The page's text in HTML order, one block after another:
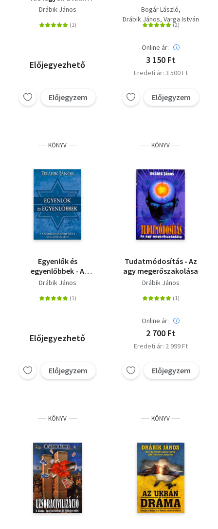
század?
Drábik János
Előjegyezhető
Előjegyzem
Bogár László
Drábik János Varga István
Online ár:
3 150 Ft
Eredeti ár: 3 500 Ft
Előjegyzem
KÖNYV
Egyenlők és
egyenlőbbek - A
szemitizmus
magánhatalom
Drábik János
Előjegyezhető
Előjegyzem
KÖNYV
Tudatmódosítás - Az
agy megerőszakolása
Drábik János
Online ár:
2 700 Ft
Eredeti ár: 2 999 Ft
Előjegyzem
KÖNYV KÖNYV